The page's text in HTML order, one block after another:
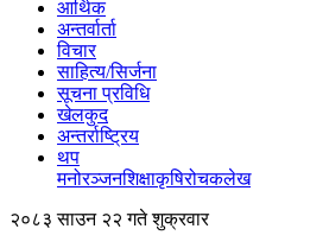
आर्थिक
अन्तर्वार्ता
विचार
साहित्य/सिर्जना
सूचना प्रविधि
खेलकुद
अन्तर्राष्ट्रिय
थप
मनोरञ्‍जनशिक्षाकृषिरोचकलेख
२०८३ साउन २२ गते शुक्रवार